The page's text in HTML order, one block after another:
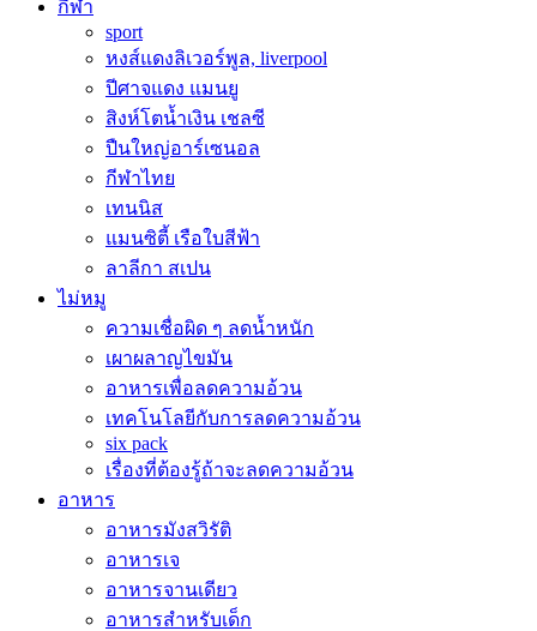
กีฬา
sport
หงส์แดงลิเวอร์พูล, liverpool
ปีศาจแดง แมนยู
สิงห์โตน้ำเงิน เชลซี
ปืนใหญ่อาร์เซนอล
กีฬาไทย
เทนนิส
แมนซิตี้ เรือใบสีฟ้า
ลาลีกา สเปน
ไม่หมู
ความเชื่อผิด ๆ ลดน้ำหนัก
เผาผลาญไขมัน
อาหารเพื่อลดความอ้วน
เทคโนโลยีกับการลดความอ้วน
six pack
เรื่องที่ต้องรู้ถ้าจะลดความอ้วน
อาหาร
อาหารมังสวิรัติ
อาหารเจ
อาหารจานเดียว
อาหารสำหรับเด็ก